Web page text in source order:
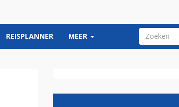
REISPLANNER MEER ZOEKVELD